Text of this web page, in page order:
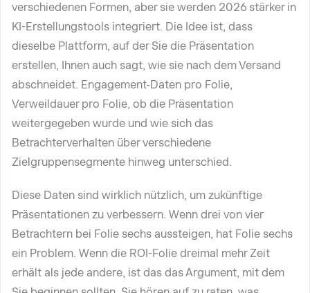
verschiedenen Formen, aber sie werden 2026 stärker in
KI-Erstellungstools integriert. Die Idee ist, dass
dieselbe Plattform, auf der Sie die Präsentation
erstellen, Ihnen auch sagt, wie sie nach dem Versand
abschneidet. Engagement-Daten pro Folie,
Verweildauer pro Folie, ob die Präsentation
weitergegeben wurde und wie sich das
Betrachterverhalten über verschiedene
Zielgruppensegmente hinweg unterschied.
Diese Daten sind wirklich nützlich, um zukünftige
Präsentationen zu verbessern. Wenn drei von vier
Betrachtern bei Folie sechs aussteigen, hat Folie sechs
ein Problem. Wenn die ROI-Folie dreimal mehr Zeit
erhält als jede andere, ist das das Argument, mit dem